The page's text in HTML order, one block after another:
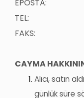
EPOSTA:
TEL:
FAKS:
CAYMA
Alıcı, satın
günlük süre